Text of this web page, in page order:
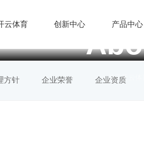
云体育 创新中心 产品中心
关于开云体
方针 企业荣誉 企业资质